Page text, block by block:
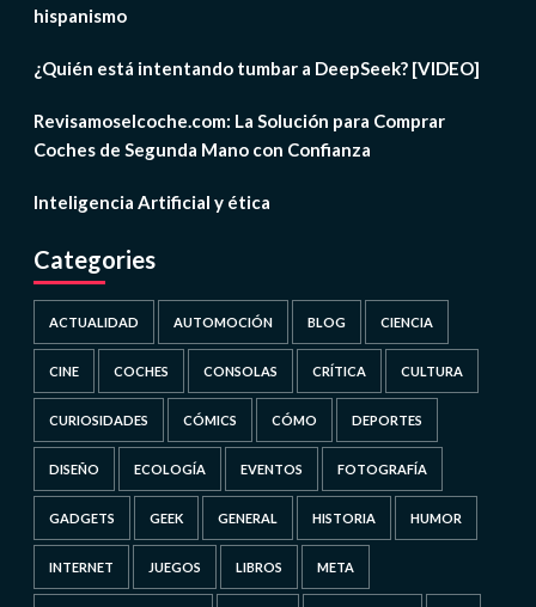
hispanismo
¿Quién está intentando tumbar a DeepSeek? [VIDEO]
Revisamoselcoche.com: La Solución para Comprar
Coches de Segunda Mano con Confianza
Inteligencia Artificial y ética
Categories
ACTUALIDAD AUTOMOCIÓN BLOG CIENCIA
CINE COCHES CONSOLAS CRÍTICA CULTURA
CURIOSIDADES CÓMICS CÓMO DEPORTES
DISEÑO ECOLOGÍA EVENTOS FOTOGRAFÍA
GADGETS GEEK GENERAL HISTORIA HUMOR
INTERNET JUEGOS LIBROS META